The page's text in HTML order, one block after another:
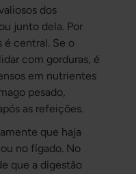
dos
junto dela. Por
é central. Se o
com gorduras, é
em nutrientes
pesado,
as refeições.
que haja
no fígado. No
que a digestão